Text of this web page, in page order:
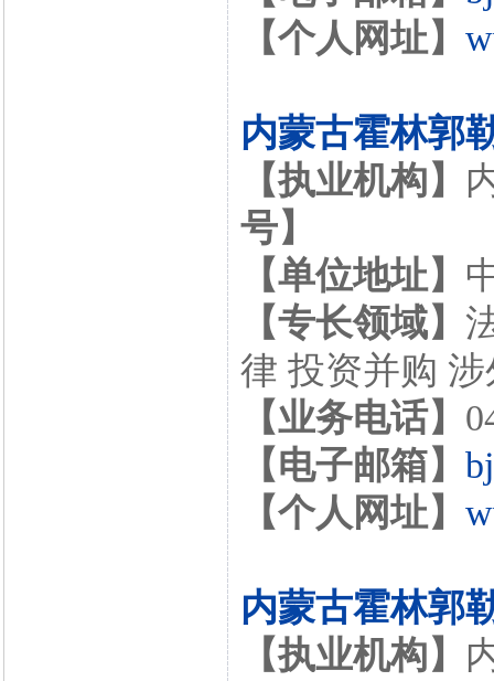
【个人网址】
内蒙古霍林郭
【执业机构】
号】
【单位地址】
【专长领域】
律 投资并购
【业务电话】
【电子邮箱】
【个人网址】
内蒙古霍林郭
【执业机构】